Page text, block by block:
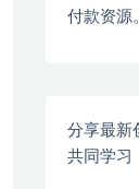
付款资源
分享最新
共同学习